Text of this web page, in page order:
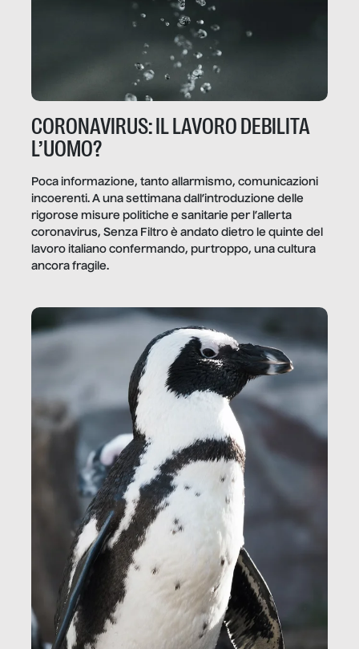
CORONAVIRUS: IL LAVORO DEBILITA
L’UOMO?
Poca informazione, tanto allarmismo, comunicazioni
incoerenti. A una settimana dall’introduzione delle
rigorose misure politiche e sanitarie per l’allerta
coronavirus, Senza Filtro è andato dietro le quinte del
lavoro italiano confermando, purtroppo, una cultura
ancora fragile.